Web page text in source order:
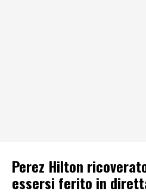
Perez Hilton
essersi ferito in